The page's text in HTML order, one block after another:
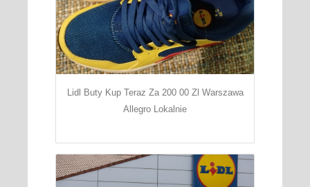
Lidl Buty Kup Teraz Za 200 00 Zl Warszawa
Allegro Lokalnie